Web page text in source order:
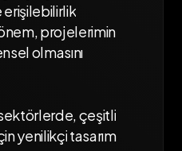
erişilebilirlik
projelerimin
olmasını
çeşitli
yenilikçitasarım